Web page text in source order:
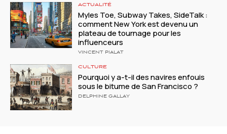
ACTUALITÉ
Myles Toe, Subway Takes, SideTalk :
comment New York est devenu un
plateau de tournage pour les
influenceurs
VINCENT PIALAT
CULTURE
Pourquoi y a-t-il des navires enfouis
sous le bitume de San Francisco ?
DELPHINE GALLAY